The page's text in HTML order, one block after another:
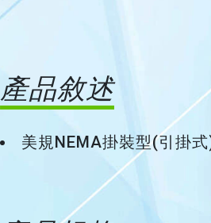
產品敘述
美規NEMA掛裝型(引掛